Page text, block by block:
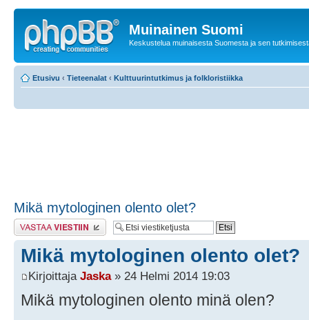
Muinainen Suomi
Keskustelua muinaisesta Suomesta ja sen
Etusivu ‹ Tieteenalat ‹ Kulttuurintutkimus ja folkloristiikka
Mikä mytologinen olento olet?
Lähetä vastaus
Mikä mytologinen olento olet?
Kirjoittaja Jaska» 24 Helmi 2014 19:03
Mikä mytologinen olento minä olen?